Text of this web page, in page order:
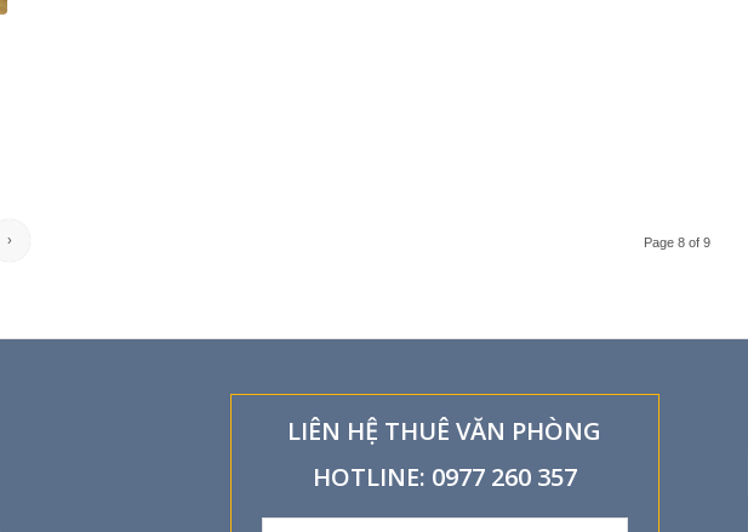
Page 8 of 9
›
LIÊN HỆ THUÊ VĂN PHÒNG
HOTLINE: 0977 260 357